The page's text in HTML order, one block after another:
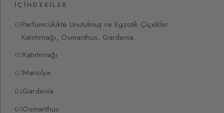
İÇINDEKILER
Parfümcülükte Unutulmuş ve Egzotik Çiçekler:
Katırtırnağı, Osmanthus, Gardenia…
Katırtırnağı
Manolya
Gardenia
Osmanthus